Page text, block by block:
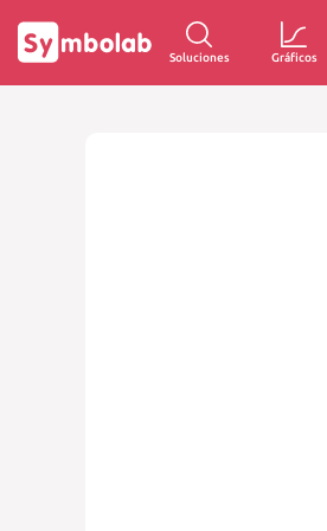
Soluciones Gráficos